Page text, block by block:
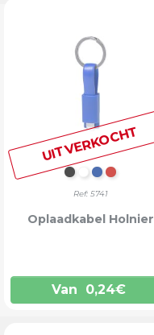
UITVERKOCHT
ZWART
WITBLAUW
ROOD
Ref: 5741
Oplaadkabel Holnier
Van 0,24€